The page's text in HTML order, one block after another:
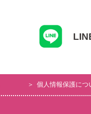
個人情報保護につ